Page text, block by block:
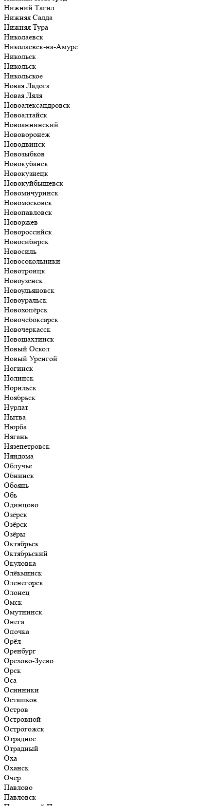
Нижний Тагил
Нижняя Салда
Нижняя Тура
Николаевск
Николаевск-на-Амуре
Никольск
Никольск
Никольское
Новая Ладога
Новая Ляля
Новоалександровск
Новоалтайск
Новоаннинский
Нововоронеж
Новодвинск
Новозыбков
Новокубанск
Новокузнецк
Новокуйбышевск
Новомичуринск
Новомосковск
Новопавловск
Новоржев
Новороссийск
Новосибирск
Новосиль
Новосокольники
Новотроицк
Новоузенск
Новоульяновск
Новоуральск
Новохопёрск
Новочебоксарск
Новочеркасск
Новошахтинск
Новый Оскол
Новый Уренгой
Ногинск
Нолинск
Норильск
Ноябрьск
Нурлат
Нытва
Нюрба
Нягань
Нязепетровск
Няндома
Облучье
Обнинск
Обоянь
Обь
Одинцово
Озёрск
Озёрск
Озёры
Октябрьск
Октябрьский
Окуловка
Олёкминск
Оленегорск
Олонец
Омск
Омутнинск
Онега
Опочка
Орёл
Оренбург
Орехово-Зуево
Орск
Оса
Осинники
Осташков
Остров
Островной
Острогожск
Отрадное
Отрадный
Оха
Оханск
Очёр
Павлово
Павловск